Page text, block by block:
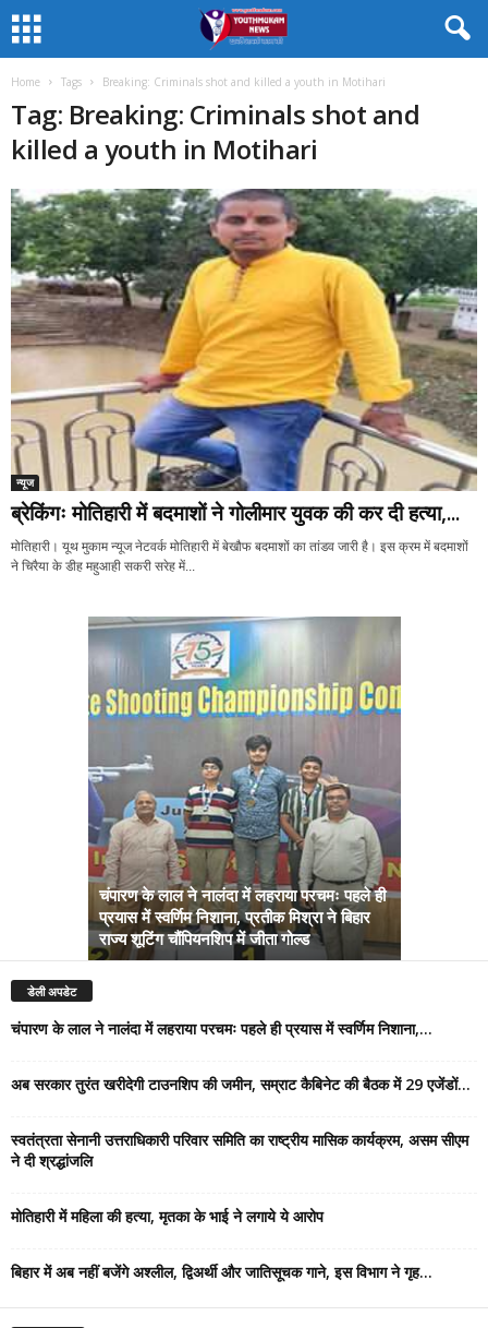
Home Tags Breaking: Criminals shot and killed a youth in Motihari
Tag: Breaking: Criminals shot and
killed a youth in Motihari
न्यूज
ब्रेकिंगः मोतिहारी में बदमाशों ने गोलीमार युवक की कर दी हत्या,...
मोतिहारी। यूथ मुकाम न्यूज नेटवर्क मोतिहारी में बेखौफ बदमाशों का तांडव जारी है। इस क्रम में बदमाशों
ने चिरैया के डीह महुआही सकरी सरेह में...
चंपारण के लाल ने नालंदा में लहराया परचमः पहले ही
प्रयास में स्वर्णिम निशाना, प्रतीक मिश्रा ने बिहार
राज्य शूटिंग चौंपियनशिप में जीता गोल्ड
डेली अपडेट
चंपारण के लाल ने नालंदा में लहराया परचमः पहले ही प्रयास में स्वर्णिम निशाना,...
अब सरकार तुरंत खरीदेगी टाउनशिप की जमीन, सम्राट कैबिनेट की बैठक में 29 एजेंडों...
स्वतंत्रता सेनानी उत्तराधिकारी परिवार समिति का राष्ट्रीय मासिक कार्यक्रम, असम सीएम
ने दी श्रद्धांजलि
मोतिहारी में महिला की हत्या, मृतका के भाई ने लगाये ये आरोप
बिहार में अब नहीं बजेंगे अश्लील, द्विअर्थी और जातिसूचक गाने, इस विभाग ने गृह...